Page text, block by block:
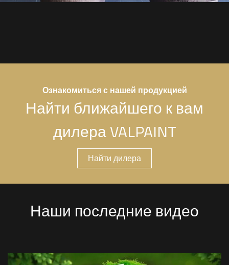
Ознакомиться с нашей продукцией
Найти ближайшего к вам
дилера VALPAINT
Найти дилера
Наши последние видео